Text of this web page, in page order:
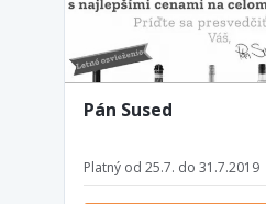
Pán Sused
Platný od 25.7. do 31.7.2019